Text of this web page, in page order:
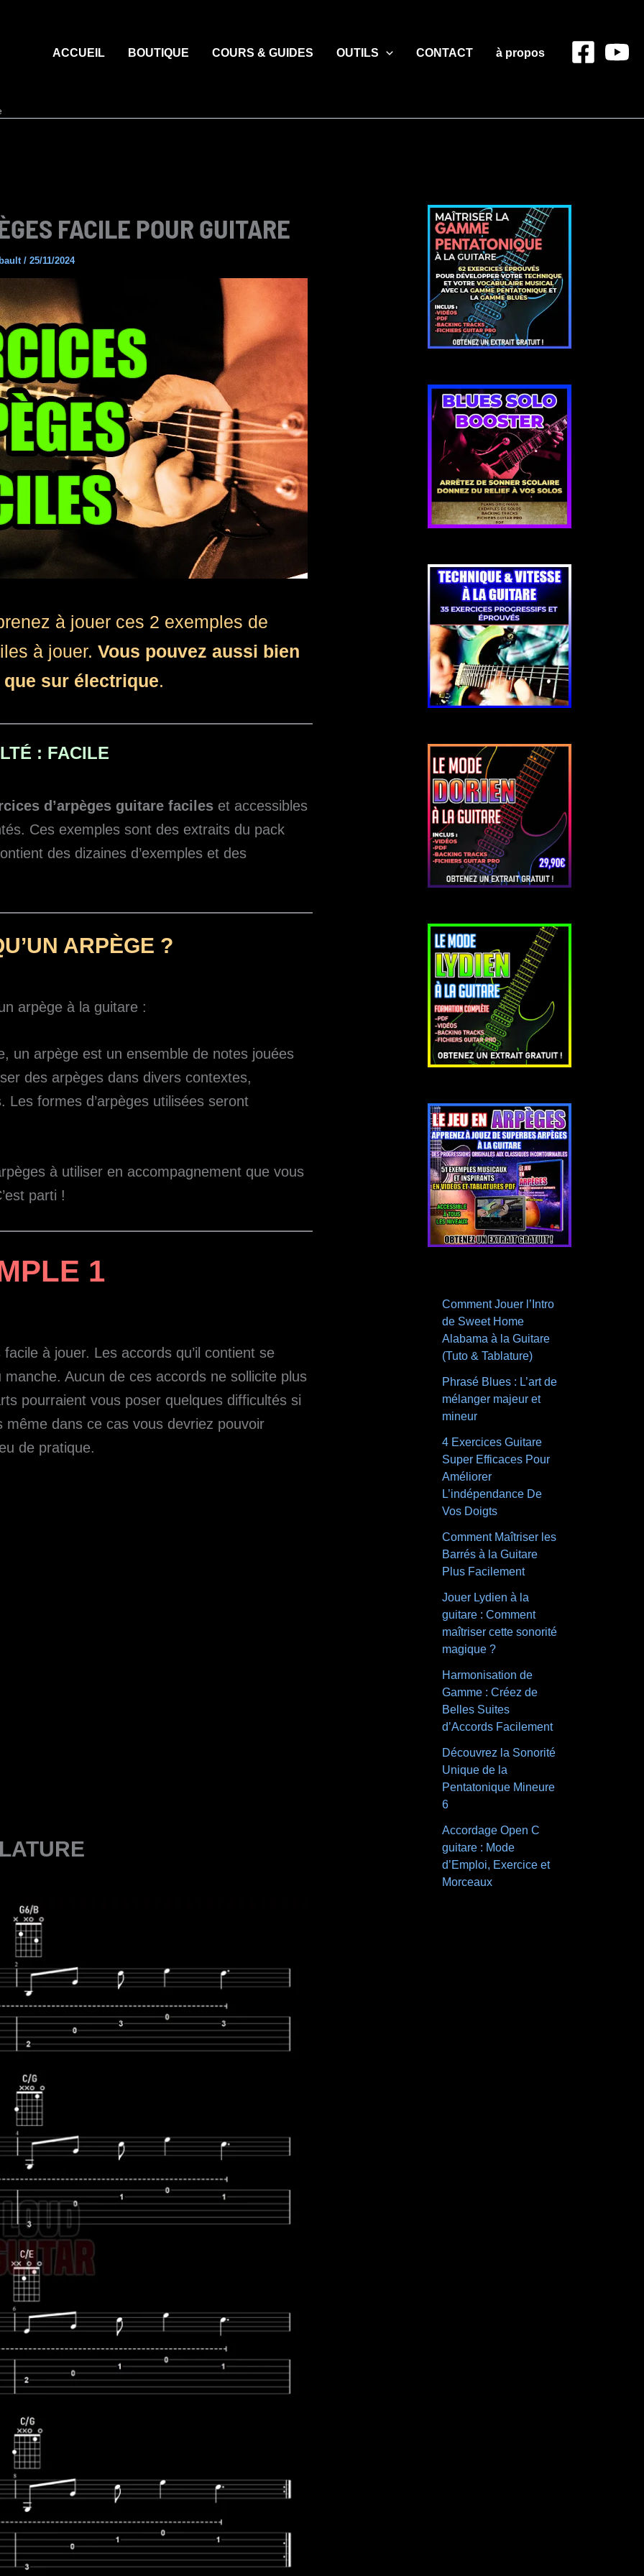
ACCUEIL BOUTIQUE COURS & GUIDES OUTILS CONTACT à propos
FACILE POUR GUITARE
/ 25/11/2024
à jouer ces 2 exemples de
à jouer. Vous pouvez aussi bien
sur électrique.
: FACILE
d’arpèges guitare faciles et accessibles
Ces exemples sont des extraits du pack
des dizaines d’exemples et des
ARPÈGE ?
arpège à la guitare :
un arpège est un ensemble de notes jouées
des arpèges dans divers contextes,
Les formes d’arpèges utilisées seront
à utiliser en accompagnement que vous
parti !
1
à jouer. Les accords qu’il contient se
Aucun de ces accords ne sollicite plus
pourraient vous poser quelques difficultés si
dans ce cas vous devriez pouvoir
de pratique.
Comment Jouer l’Intro
de Sweet Home
Alabama à la Guitare
(Tuto & Tablature)
Phrasé Blues : L’art de
mélanger majeur et
mineur
4 Exercices Guitare
Super Efficaces Pour
Améliorer
L’indépendance De
Vos Doigts
Comment Maîtriser les
Barrés à la Guitare
Plus Facilement
Jouer Lydien à la
guitare : Comment
maîtriser cette sonorité
magique ?
Harmonisation de
Gamme : Créez de
Belles Suites
d’Accords Facilement
Découvrez la Sonorité
Unique de la
Pentatonique Mineure
6
Accordage Open C
guitare : Mode
d’Emploi, Exercice et
Morceaux